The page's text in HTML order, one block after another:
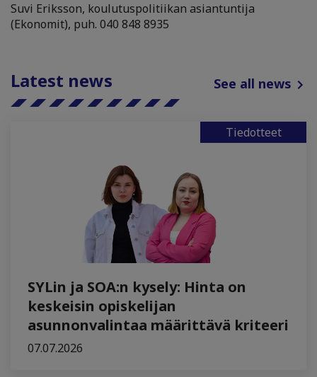
Suvi Eriksson, koulutuspolitiikan asiantuntija
(Ekonomit), puh. 040 848 8935
Latest news See all news
Tiedotteet
SYLin ja SOA:n kysely: Hinta on
keskeisin opiskelijan
asunnonvalintaa määrittävä kriteeri
07.07.2026